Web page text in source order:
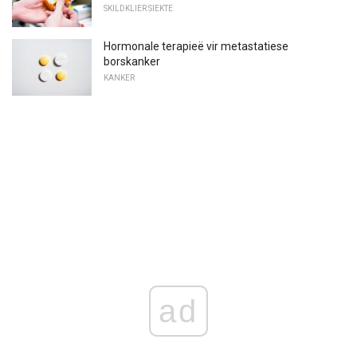
SKILDKLIER SIEKTE
Hormonale terapieë vir metastatiese
borskanker
KANKER
ad